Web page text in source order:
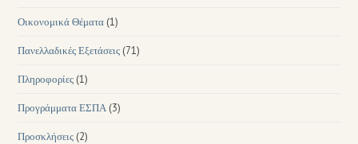
Οικονομικά Θέματα (1)
Πανελλαδικές Εξετάσεις (71)
Πληροφορίες (1)
Προγράμματα ΕΣΠΑ (3)
Προσκλήσεις (2)